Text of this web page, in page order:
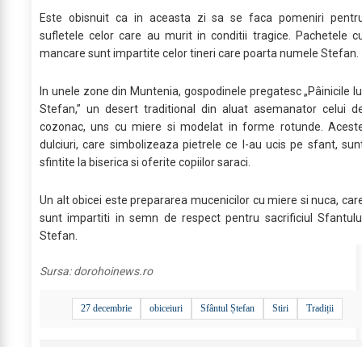
Este obisnuit ca in aceasta zi sa se faca pomeniri
sufletele celor care au murit in conditii tragice. Pachetele
mancare sunt impartite celor tineri care poarta numele Stefan.
In unele zone din Muntenia, gospodinele pregatesc „Pâinicile
Stefan,” un desert traditional din aluat asemanator celui
cozonac, uns cu miere si modelat in forme rotunde.
dulciuri, care simbolizeaza pietrele ce l-au ucis pe sfant,
sfintite la biserica si oferite copiilor saraci.
Un alt obicei este prepararea mucenicilor cu miere si nuca,
sunt impartiti in semn de respect pentru sacrificiul
Stefan.
Sursa:dorohoinews.ro
27 decembrie obiceiuri Sfântul Ștefan Stiri Tradiții